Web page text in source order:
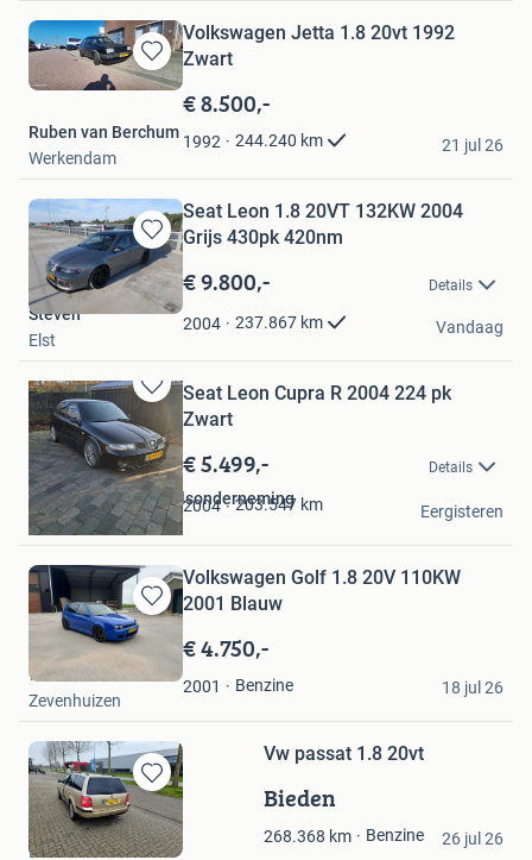
Bewaren
in
Favorieten
Volkswagen Jetta 1.8 20vt 1992
Zwart
€ 8.500,-
1992 244.240 km
Ruben van Berchum
Werkendam
21 jul 26
Bewaren
in
Mijn
Favorieten
Seat Leon 1.8 20VT 132KW 2004
Grijs 430pk 420nm
€ 9.800,- Details
2004 237.867 km
Steven
Elst
Vandaag
Bewaren
in
Mijn
Favorieten
Seat Leon Cupra R 2004 224 pk
Zwart
€ 5.499,- Details
2004 203.547 km
Koen Heeren Handelsonderneming
Sprundel
Eergisteren
Bewaren
in
Favorieten
Volkswagen Golf 1.8 20V 110KW
2001 Blauw
€ 4.750,-
2001 Benzine
w
Zevenhuizen
18 jul 26
Bewaren
in
Mijn
Vw passat 1.8 20vt
Bieden
268.368 km Benzine
Jan pieter
Dokkum
26 jul 26